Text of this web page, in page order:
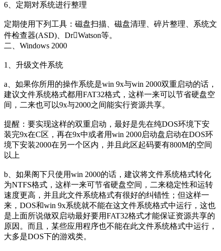
6、定期对系统进行整理
定期使用下列工具：磁盘扫描、磁盘清理、碎片整理、系统文
件检查器(ASD)、DrWatson等。
二、Windows 2000
1、升级文件系统
a、如果你所用的操作系统是win 9x与win 2000双重启动的话，
建议文件系统格式都用FAT32格式，这样一来可以节省硬盘空
间，二来也可以9x与2000之间能实行资源共享。
提醒：要实现这样的双重启动，最好是先在纯DOS环境下安
装完9x在C区，再在9x中或者用win 2000启动盘启动在DOS环
境下安装2000在另一个区内，并且此区起码要有800M的空间
以上
b、如果阁下只使用win 2000的话，建议将文件系统格式转化
为NTFS格式，这样一来可节省硬盘空间，二来稳定性和运转
速度更高，并且此文件系统格式有很好的纠错性；但这样一
来，DOS和win 9x系统就不能在这文件系统格式中运行，这也
是上面所说做双启动最好要用FAT32格式才能保证资源共享的
原因。而且，某些应用程序也不能在此文件系统格式中运行，
大多是DOS下的游戏类。